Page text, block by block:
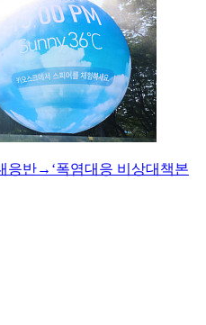
응반→‘폭염대응 비상대책본